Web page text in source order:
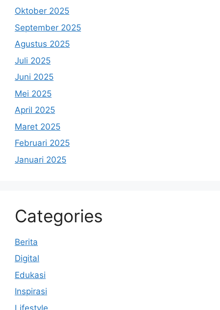
Oktober 2025
September 2025
Agustus 2025
Juli 2025
Juni 2025
Mei 2025
April 2025
Maret 2025
Februari 2025
Januari 2025
Categories
Berita
Digital
Edukasi
Inspirasi
Lifestyle